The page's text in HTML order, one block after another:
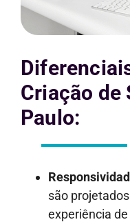
Criação de
Paulo:
são
experiência